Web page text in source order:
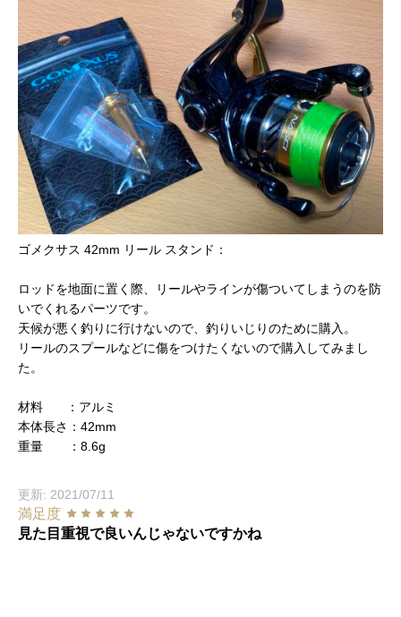
ゴメクサス 42mm リール スタンド：
ロッドを地面に置く際、リールやラインが傷ついてしまうのを防
いでくれるパーツです。
天候が悪く釣りに行けないので、釣りいじりのために購入。
リールのスプールなどに傷をつけたくないので購入してみまし
た。
材料 ：アルミ
本体長さ：42mm
重量 ：8.6g
更新: 2021/07/11
満足度
見た目重視で良いんじゃないですかね